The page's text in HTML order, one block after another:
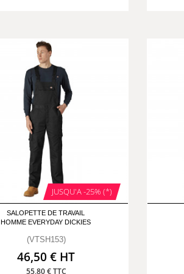
JUSQU'A -25% (*)
SALOPETTE DE TRAVAIL
HOMME EVERYDAY DICKIES
(VTSH153)
46,50 € HT
55,80 € TTC